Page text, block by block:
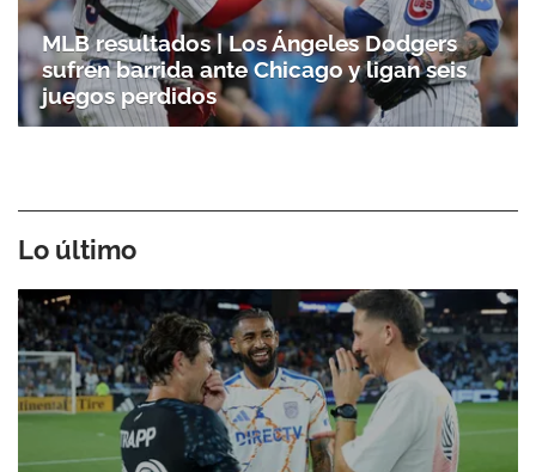
MLB resultados | Los Ángeles Dodgers
sufren barrida ante Chicago y ligan seis
juegos perdidos
Lo último